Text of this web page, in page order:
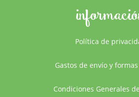
Política de
Gastos de envío y
Condiciones Generales